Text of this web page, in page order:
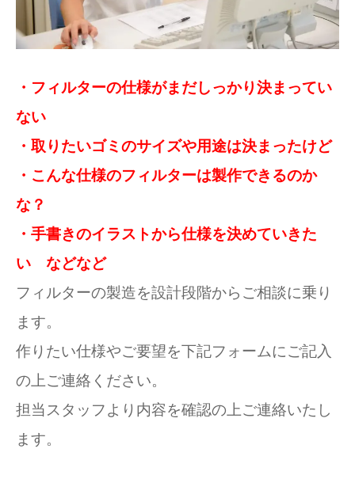
・フィルターの仕様がまだしっかり決まってい
ない
・取りたいゴミのサイズや用途は決まったけど
・こんな仕様のフィルターは製作できるのか
な？
・手書きのイラストから仕様を決めていきた
い などなど
フィルターの製造を設計段階からご相談に乗り
ます。
作りたい仕様やご要望を下記フォームにご記入
の上ご連絡ください。
担当スタッフより内容を確認の上ご連絡いたし
ます。